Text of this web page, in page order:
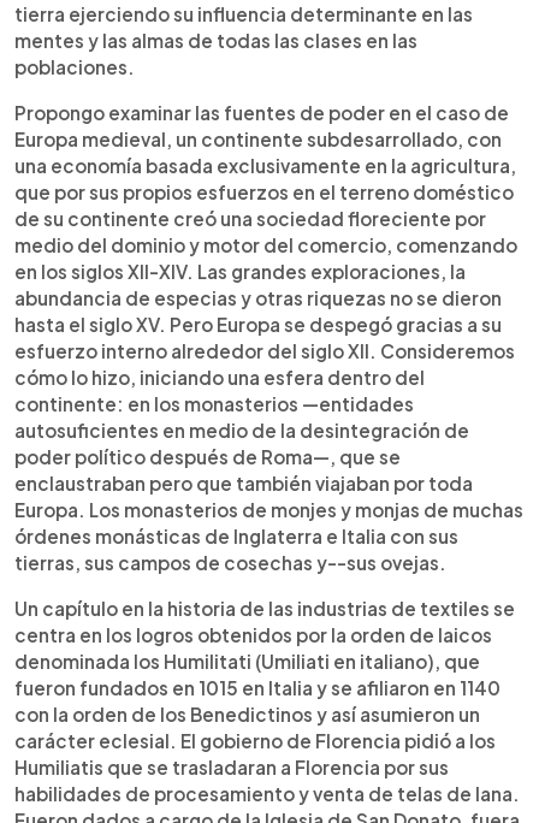
tierra ejerciendo su influencia determinante en las
mentes y las almas de todas las clases en las
poblaciones.
Propongo examinar las fuentes de poder en el caso de
Europa medieval, un continente subdesarrollado, con
una economía basada exclusivamente en la agricultura,
que por sus propios esfuerzos en el terreno doméstico
de su continente creó una sociedad floreciente por
medio del dominio y motor del comercio, comenzando
en los siglos XII-XIV. Las grandes exploraciones, la
abundancia de especias y otras riquezas no se dieron
hasta el siglo XV. Pero Europa se despegó gracias a su
esfuerzo interno alrededor del siglo XII. Consideremos
cómo lo hizo, iniciando una esfera dentro del
continente: en los monasterios —entidades
autosuficientes en medio de la desintegración de
poder político después de Roma—, que se
enclaustraban pero que también viajaban por toda
Europa. Los monasterios de monjes y monjas de muchas
órdenes monásticas de Inglaterra e Italia con sus
tierras, sus campos de cosechas y--sus ovejas.
Un capítulo en la historia de las industrias de textiles se
centra en los logros obtenidos por la orden de laicos
denominada los Humilitati (Umiliati en italiano), que
fueron fundados en 1015 en Italia y se afiliaron en 1140
con la orden de los Benedictinos y así asumieron un
carácter eclesial. El gobierno de Florencia pidió a los
Humiliatis que se trasladaran a Florencia por sus
habilidades de procesamiento y venta de telas de lana.